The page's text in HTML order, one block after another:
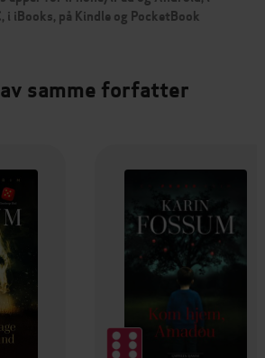
i iBooks, på Kindle og PocketBook
samme forfatter